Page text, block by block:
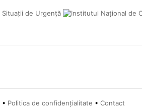
• Politica de confidențialitate • Contact